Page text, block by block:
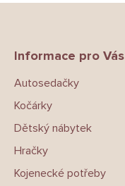
Informace pro Vás
Autosedačky
Kočárky
Dětský nábytek
Hračky
Kojenecké potřeby